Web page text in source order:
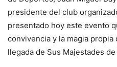
presidente del club
presentado hoy este evento
convivencia y la magia propia
llegada de Sus Majestades